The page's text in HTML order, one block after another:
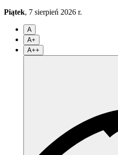
Piątek, 7 sierpień 2026 r.
A
A+
A++